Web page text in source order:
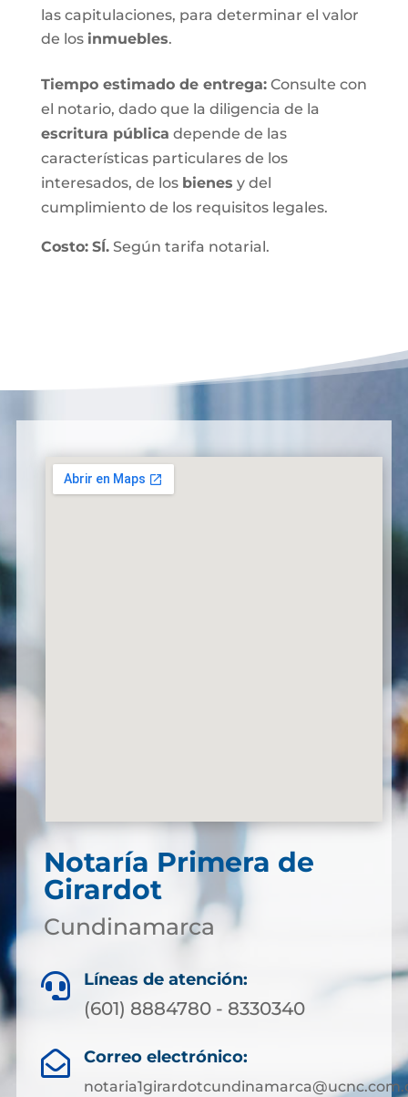
las capitulaciones, para determinar el valor
de los inmuebles.
Tiempo estimado de entrega:Consulte con
el notario, dado que la diligencia de la
escritura pública depende de las
características particulares de los
interesados, de los bienes y del
cumplimiento de los requisitos legales.
Costo: SÍ.Según tarifa notarial.
Notaría Primera de
Girardot
Cundinamarca
 Líneas de atención:
(601) 8884780 - 8330340
 Correo electrónico: